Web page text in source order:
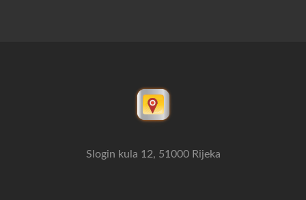
Slogin kula 12, 51000 Rijeka